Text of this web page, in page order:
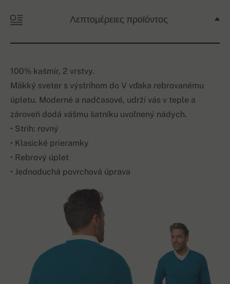
Λεπτομέρειες προϊόντος
100% kašmír, 2 vrstvy.
Mäkký sveter s výstrihom do V vďaka rebrovanému
úpletu. Moderné a nadčasové, udrží vás v teple a
zároveň dodá vášmu šatníku uvoľnený nádych.
• Strih: rovný
• Klasické prieramky
• Rebrový úplet
• Jednoduchá povrchová úprava